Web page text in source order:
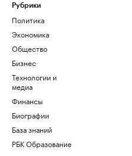
Рубрики
Политика
Экономика
Общество
Бизнес
Технологии и
медиа
Финансы
Биографии
База знаний
РБК Образование